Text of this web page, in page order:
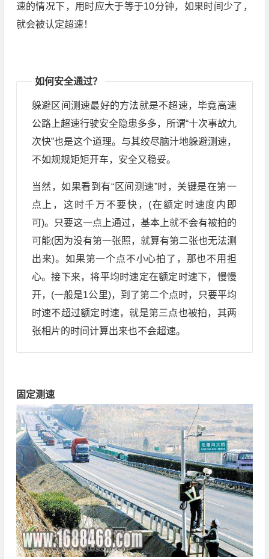
速的情况下，用时应大于等于10分钟，如果时间少了，
就会被认定超速！
如何安全通过？
躲避区间测速最好的方法就是不超速，毕竟高速
公路上超速行驶安全隐患多多，所谓“十次事故九
次快”也是这个道理。与其绞尽脑汁地躲避测速，
不如规规矩矩开车，安全又稳妥。
当然，如果看到有“区间测速”时，关键是在第一
点上，这时千万不要快，(在额定时速度内即
可)。只要这一点上通过，基本上就不会有被拍的
可能(因为没有第一张照，就算有第二张也无法测
出来)。如果第一个点不小心拍了，那也不用担
心。接下来，将平均时速定在额定时速下，慢慢
开，(一般是1公里)，到了第二个点时，只要平均
时速不超过额定时速，就是第三点也被拍，其两
张相片的时间计算出来也不会超速。
固定测速